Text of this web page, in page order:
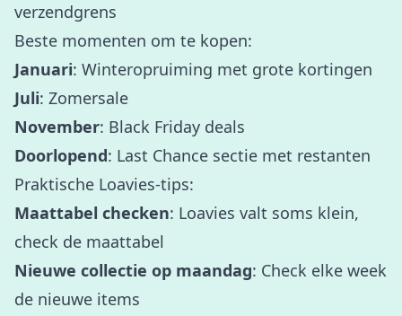
verzendgrens
Beste momenten om te kopen:
Januari: Winteropruiming met grote kortingen
Juli: Zomersale
November: Black Friday deals
Doorlopend: Last Chance sectie met restanten
Praktische Loavies-tips:
Maattabel checken: Loavies valt soms klein,
check de maattabel
Nieuwe collectie op maandag: Check elke week
de nieuwe items